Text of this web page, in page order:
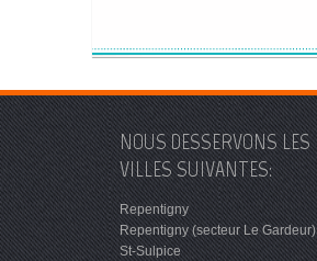
NOUS DESSERVONS LES
VILLES SUIVANTES:
Repentigny
Repentigny (secteur Le Gardeur)
St-Sulpice